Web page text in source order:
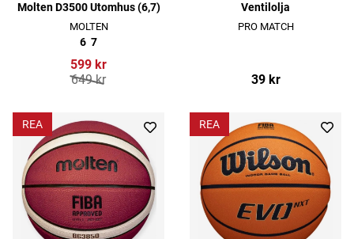
Molten D3500 Utomhus (6,7)
MOLTEN
6 7
599 kr
649 kr
Ventilolja
PRO MATCH
39 kr
REA REA